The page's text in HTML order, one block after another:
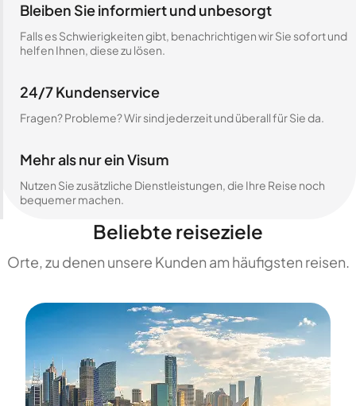
Bleiben Sie informiert und unbesorgt
Falls es Schwierigkeiten gibt, benachrichtigen wir Sie sofort und
helfen Ihnen, diese zu lösen.
24/7 Kundenservice
Fragen? Probleme? Wir sind jederzeit und überall für Sie da.
Mehr als nur ein Visum
Nutzen Sie zusätzliche Dienstleistungen, die Ihre Reise noch
bequemer machen.
Beliebte reiseziele
Orte, zu denen unsere Kunden am häufigsten reisen.